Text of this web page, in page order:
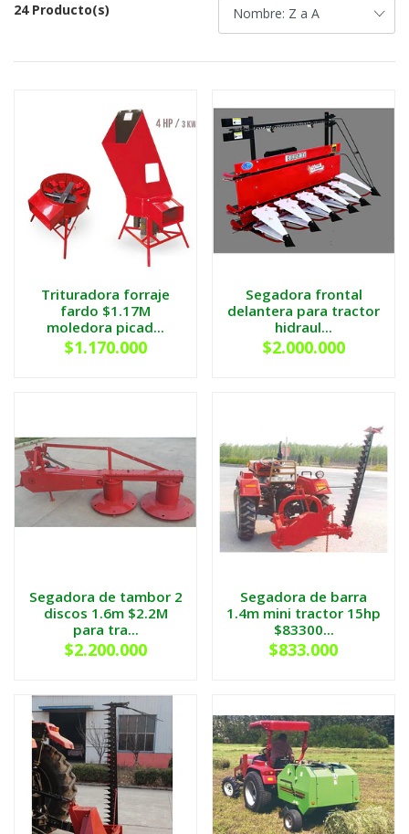
24 Producto(s)
Trituradora forraje
fardo $1.17M
moledora picad...
$1.170.000
Segadora frontal
delantera para tractor
hidraul...
$2.000.000
Segadora de tambor 2
discos 1.6m $2.2M
para tra...
$2.200.000
Segadora de barra
1.4m mini tractor 15hp
$83300...
$833.000